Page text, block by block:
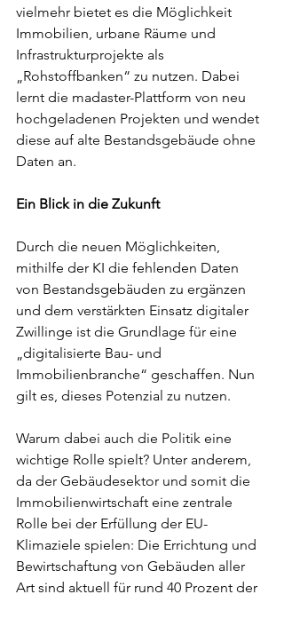
vielmehr bietet es die Möglichkeit
Immobilien, urbane Räume und
Infrastrukturprojekte als
„Rohstoffbanken“ zu nutzen. Dabei
lernt die madaster-Plattform von neu
hochgeladenen Projekten und wendet
diese auf alte Bestandsgebäude ohne
Daten an.
Ein Blick in die Zukunft
Durch die neuen Möglichkeiten,
mithilfe der KI die fehlenden Daten
von Bestandsgebäuden zu ergänzen
und dem verstärkten Einsatz digitaler
Zwillinge ist die Grundlage für eine
„digitalisierte Bau- und
Immobilienbranche“ geschaffen. Nun
gilt es, dieses Potenzial zu nutzen.
Warum dabei auch die Politik eine
wichtige Rolle spielt? Unter anderem,
da der Gebäudesektor und somit die
Immobilienwirtschaft eine zentrale
Rolle bei der Erfüllung der EU-
Klimaziele spielen: Die Errichtung und
Bewirtschaftung von Gebäuden aller
Art sind aktuell für rund 40 Prozent der